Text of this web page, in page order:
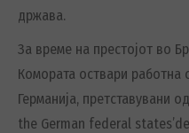
држава.
За време на престојот во
Комората оствари работна
Германија, претставувани од
the German federal